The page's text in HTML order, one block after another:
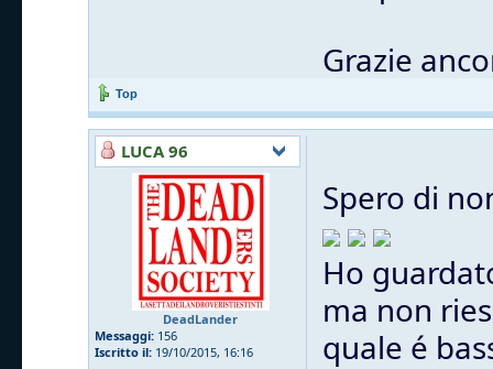
Grazie
Top
LUCA 96
DeadLander
Messaggi: 156
Iscritto il: 19/10/2015, 16:16
Spero di
Ho
ma non
quale é